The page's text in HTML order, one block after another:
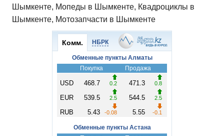
Шымкенте, Мопеды в Шымкенте, Квадроциклы в
Шымкенте, Мотозапчасти в Шымкенте